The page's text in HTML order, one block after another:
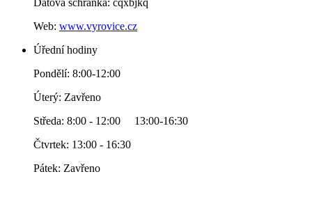
Web: www.vyrovice.cz
Úřední hodiny
Pondělí: 8:00-12:00
Úterý: Zavřeno
Středa: 8:00 - 12:00 13:00-16:30
Čtvrtek: 13:00 - 16:30
Pátek: Zavřeno